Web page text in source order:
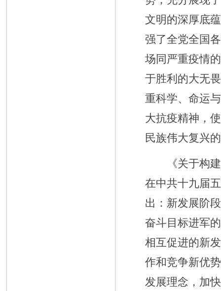
文明的深厚底
强了全党全国
场同严重疫情
于胜利的大无
重科学、命运
大抗疫精神，
民族伟大复兴
《关于构建
在中共十九届
出：新发展阶
奋斗目标进军
相互促进的新
作和竞争新优
发展理念，加